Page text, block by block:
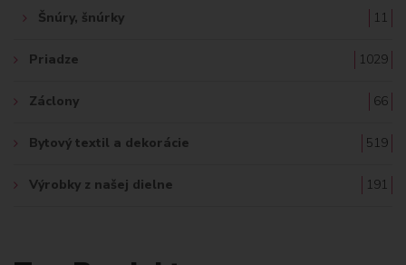
Šnúry, šnúrky 11
Priadze 1029
Záclony 66
Bytový textil a dekorácie 519
Výrobky z našej dielne 191